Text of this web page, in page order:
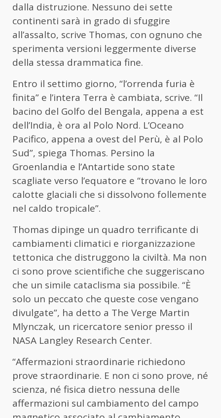
dalla distruzione. Nessuno dei sette
continenti sarà in grado di sfuggire
all’assalto, scrive Thomas, con ognuno che
sperimenta versioni leggermente diverse
della stessa drammatica fine.
Entro il settimo giorno, “l’orrenda furia è
finita” e l’intera Terra è cambiata, scrive. “Il
bacino del Golfo del Bengala, appena a est
dell’India, è ora al Polo Nord. L’Oceano
Pacifico, appena a ovest del Perù, è al Polo
Sud”, spiega Thomas. Persino la
Groenlandia e l’Antartide sono state
scagliate verso l’equatore e “trovano le loro
calotte glaciali che si dissolvono follemente
nel caldo tropicale”.
Thomas dipinge un quadro terrificante di
cambiamenti climatici e riorganizzazione
tettonica che distruggono la civiltà. Ma non
ci sono prove scientifiche che suggeriscano
che un simile cataclisma sia possibile. “È
solo un peccato che queste cose vengano
divulgate”, ha detto a The Verge Martin
Mlynczak, un ricercatore senior presso il
NASA Langley Research Center.
“Affermazioni straordinarie richiedono
prove straordinarie. E non ci sono prove, né
scienza, né fisica dietro nessuna delle
affermazioni sul cambiamento del campo